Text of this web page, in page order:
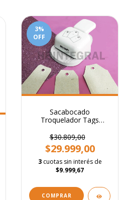
3%
OFF
Sacabocado
Troquelador Tags
Regulable
$30.809,00
$29.999,00
3 cuotas sin interés de
$9.999,67
COMPRAR